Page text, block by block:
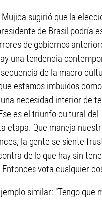
sugirió que la
de Brasil podría
de gobiernos
una tendencia
de la macro
estamos imbuidos
necesidad interior de
es el triunfo cultural del
etapa. Que maneja
la gente se siente
de lo que hay sin
vota cualquier
similar: "Tengo que